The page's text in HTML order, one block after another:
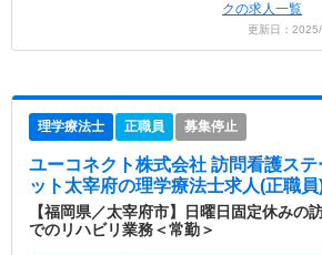
クの求人一覧
更新日：
理学療法士 正職員 募集停止
ユーコネクト株式会社 訪問看護ス
ット太宰府の理学療法士求人(正職員
【福岡県／太宰府市】日曜日固定休みの
でのリハビリ業務＜常勤＞